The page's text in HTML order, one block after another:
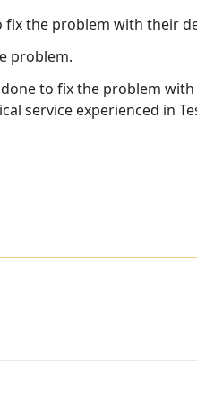
the problem with their
problem.
to fix the problem
service experienced in